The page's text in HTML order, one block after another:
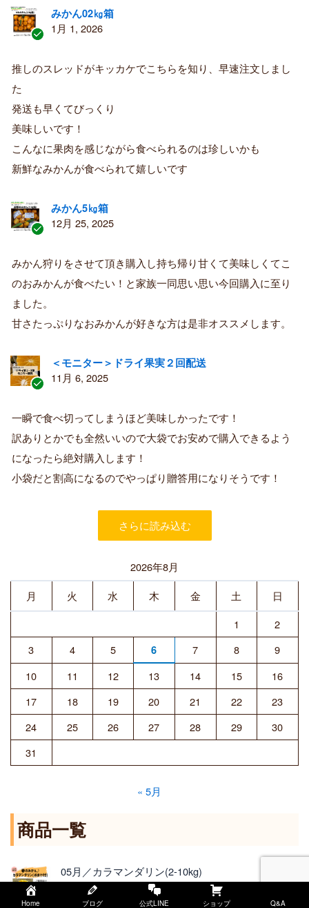
証
済
購
者
みかん02㎏箱
1月 1, 2026
推しのスレッドがキッカケでこちらを知り、早速注文しまし
た
発送も早くてびっくり
美味しいです！
こんなに果肉を感じながら食べられるのは珍しいかも
新鮮なみかんが食べられて嬉しいです
証
済
み
購
者
みかん5㎏箱
12月 25, 2025
みかん狩りをさせて頂き購入し持ち帰り甘くて美味しくてこ
のおみかんが食べたい！と家族一同思い思い今回購入に至り
ました。
甘さたっぷりなおみかんが好きな方は是非オススメします。
証
済
み
購
者
＜モニター＞ドライ果実２回配送
11月 6, 2025
一瞬で食べ切ってしまうほど美味しかったです！
訳ありとかでも全然いいので大袋でお安めで購入できるよう
になったら絶対購入します！
小袋だと割高になるのでやっぱり贈答用になりそうです！
さらに読み込む
2026年8月
月
火 水 木 金 土
日
1
2
3
4 5 6 7 8
9
10
11 12 13 14 15
16
17
18 19 20 21 22
23
24
25 26 27 28 29
30
31
« 5月
商品一覧
05月／カラマンダリン(2-10kg)
5段階中
1,900–¥
価
格
Home ブログ 公式LINE ショップ Q&A